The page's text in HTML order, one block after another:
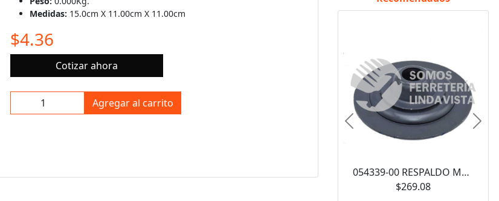
Medidas: 15.0cm X 11.00cm X 11.00cm
$4.36
Cotizar ahora
Agregar al carrito
054339-00 RESPALDO METALICO DE 3-1/2" PARA ESMERILADORA BLACK AND DECKER
$269.08
Anterior